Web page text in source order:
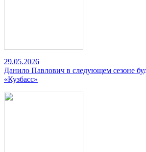
29.05.2026
Данило Павлович в следующем сезоне
«Кузбасс»